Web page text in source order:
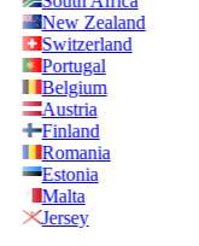
New Zealand
Switzerland
Portugal
Belgium
Austria
Finland
Romania
Estonia
Malta
Jersey